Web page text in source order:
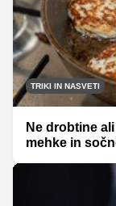
TRIKI IN NASVETI
Ne drobtine
mehke in